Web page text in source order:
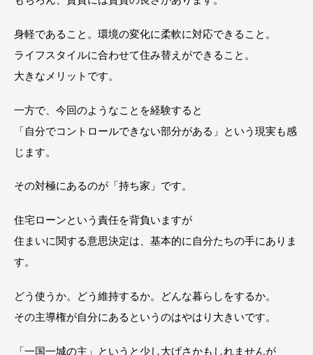
身軽であること。環境の変化に柔軟に対応できること。
ライフスタイルに合わせて住み替えができること。
大きなメリットです。
一方で、今回のようなことを経験すると
「自分でコントロールできない部分がある」という現実も感
じます。
その対極にあるのが「持ち家」です。
住宅ローンという責任を背負いますが
住まいに関する意思決定は、基本的に自分たちの手にありま
す。
どう使うか。どう維持するか。どんな暮らしをするか。
その主導権が自分にあるというのはやはり大きいです。
「一国一城の主」というと少し大げさかもしれませんが